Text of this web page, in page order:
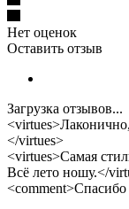
Нет оценок
Оставить отзыв
Загрузка отзывов...
</virtues>
<virtues>Самая
Всё лето ношу.</